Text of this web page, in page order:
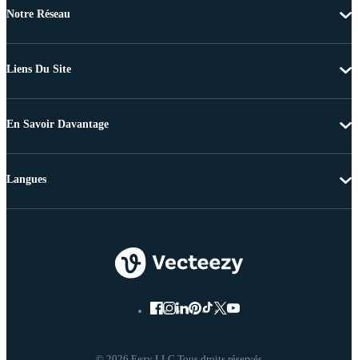
Notre Réseau
Liens Du Site
En Savoir Davantage
Langues